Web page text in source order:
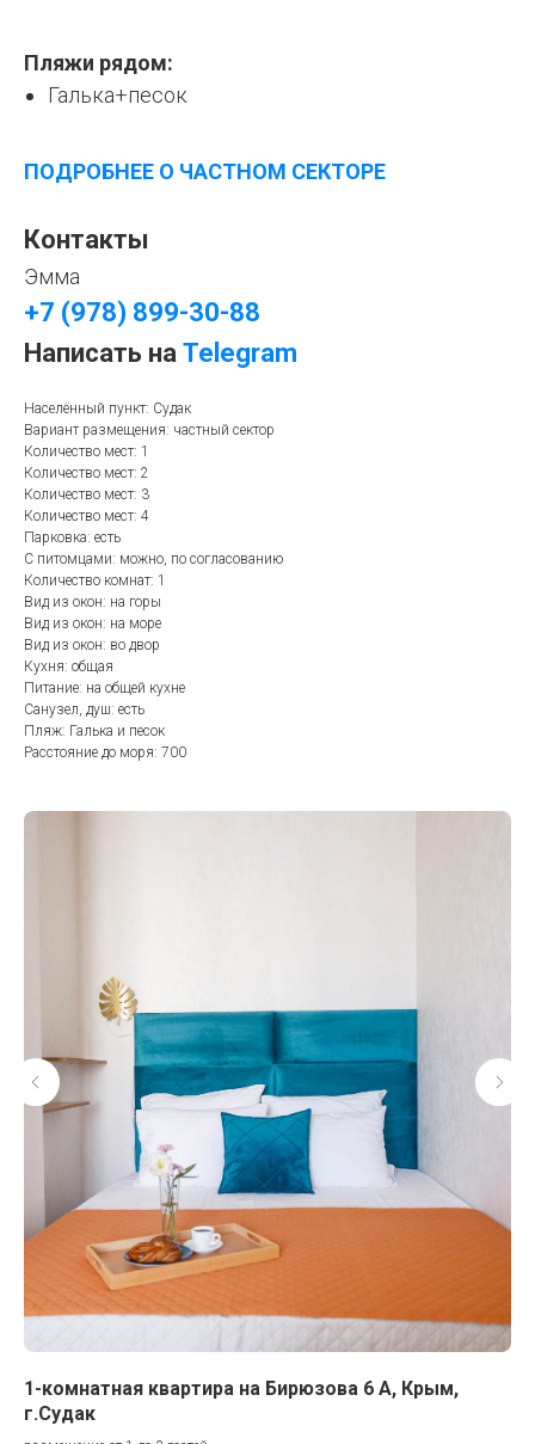
Пляжи рядом:
Галька+песок
ПОДРОБНЕЕ О ЧАСТНОМ СЕКТОРЕ
Контакты
Эмма
+7 (978) 899-30-88
Написать на Telegram
Населённый пункт: Судак
Вариант размещения: частный сектор
Количество мест: 1
Количество мест: 2
Количество мест: 3
Количество мест: 4
Парковка: есть
С питомцами: можно, по согласованию
Количество комнат: 1
Вид из окон: на горы
Вид из окон: на море
Вид из окон: во двор
Кухня: общая
Питание: на общей кухне
Санузел, душ: есть
Пляж: Галька и песок
Расстояние до моря: 700
1-комнатная квартира на Бирюзова 6 А, Крым,
г.Судак